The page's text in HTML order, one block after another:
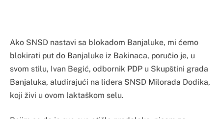
Ako SNSD nastavi sa blokadom Banjaluke, mi ćemo
blokirati put do Banjaluke iz Bakinaca, poručio je, u
svom stilu, Ivan Begić, odbornik PDP u Skupštini grada
Banjaluka, aludirajući na lidera SNSD Milorada Dodika,
koji živi u ovom laktaškom selu.